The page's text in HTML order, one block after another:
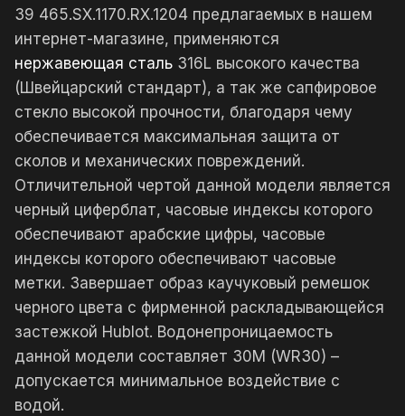
39 465.SX.1170.RX.1204 предлагаемых в нашем
интернет-магазине, применяются
нержавеющая сталь 316L высокого качества
(Швейцарский стандарт), а так же сапфировое
стекло высокой прочности, благодаря чему
обеспечивается максимальная защита от
сколов и механических повреждений.
Отличительной чертой данной модели является
черный циферблат, часовые индексы которого
обеспечивают арабские цифры, часовые
индексы которого обеспечивают часовые
метки. Завершает образ каучуковый ремешок
черного цвета с фирменной раскладывающейся
застежкой Hublot. Водонепроницаемость
данной модели составляет 30М (WR30) –
допускается минимальное воздействие с
водой.